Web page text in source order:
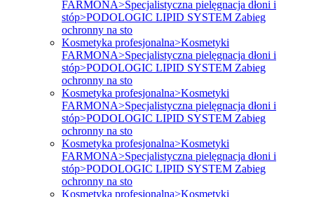
FARMONA>Specjalistyczna pielęgnacja dłoni i
stóp>PODOLOGIC LIPID SYSTEM Zabieg
ochronny na sto
Kosmetyka profesjonalna>Kosmetyki
FARMONA>Specjalistyczna pielęgnacja dłoni i
stóp>PODOLOGIC LIPID SYSTEM Zabieg
ochronny na sto
Kosmetyka profesjonalna>Kosmetyki
FARMONA>Specjalistyczna pielęgnacja dłoni i
stóp>PODOLOGIC LIPID SYSTEM Zabieg
ochronny na sto
Kosmetyka profesjonalna>Kosmetyki
FARMONA>Specjalistyczna pielęgnacja dłoni i
stóp>PODOLOGIC LIPID SYSTEM Zabieg
ochronny na sto
Kosmetyka profesjonalna>Kosmetyki